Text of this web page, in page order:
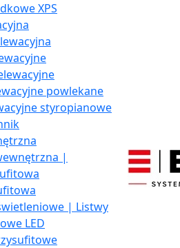
XPS
powlekane
styropianowe
|
| Listwy
LED